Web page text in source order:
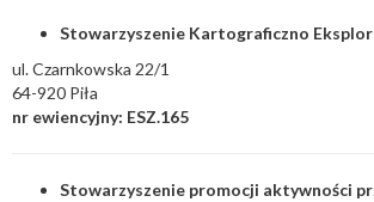
Stowarzyszenie Kartograficzno
ul. Czarnkowska 22/1
64-920 Piła
nr ewiencyjny: ESZ.165
Stowarzyszenie promocji aktywności